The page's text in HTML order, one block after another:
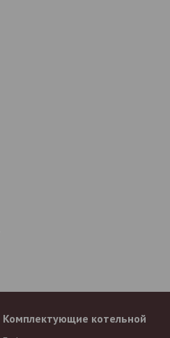
Комплектующие котельной